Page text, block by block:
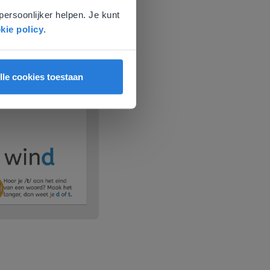
helpen. Je kunt
policy.
cookies toestaan